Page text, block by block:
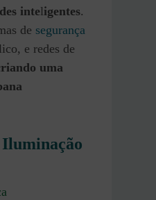
inteligentes.
de segurança
e redes de
uma